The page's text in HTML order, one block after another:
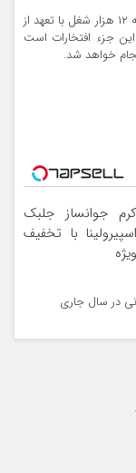
استاندار کرمان ادامه داد: شما استانی را سراغ ندارید که ۱۲ هزار شغل با تعهد از
جزء افتخارات است
خواهد شد.
کرم جوانساز جلبک
اسپیرولینا با تخفیف
ویژه